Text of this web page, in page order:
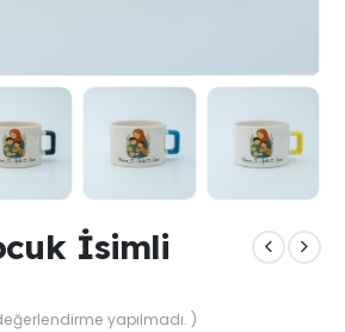
İsimli
yapılmadı. )